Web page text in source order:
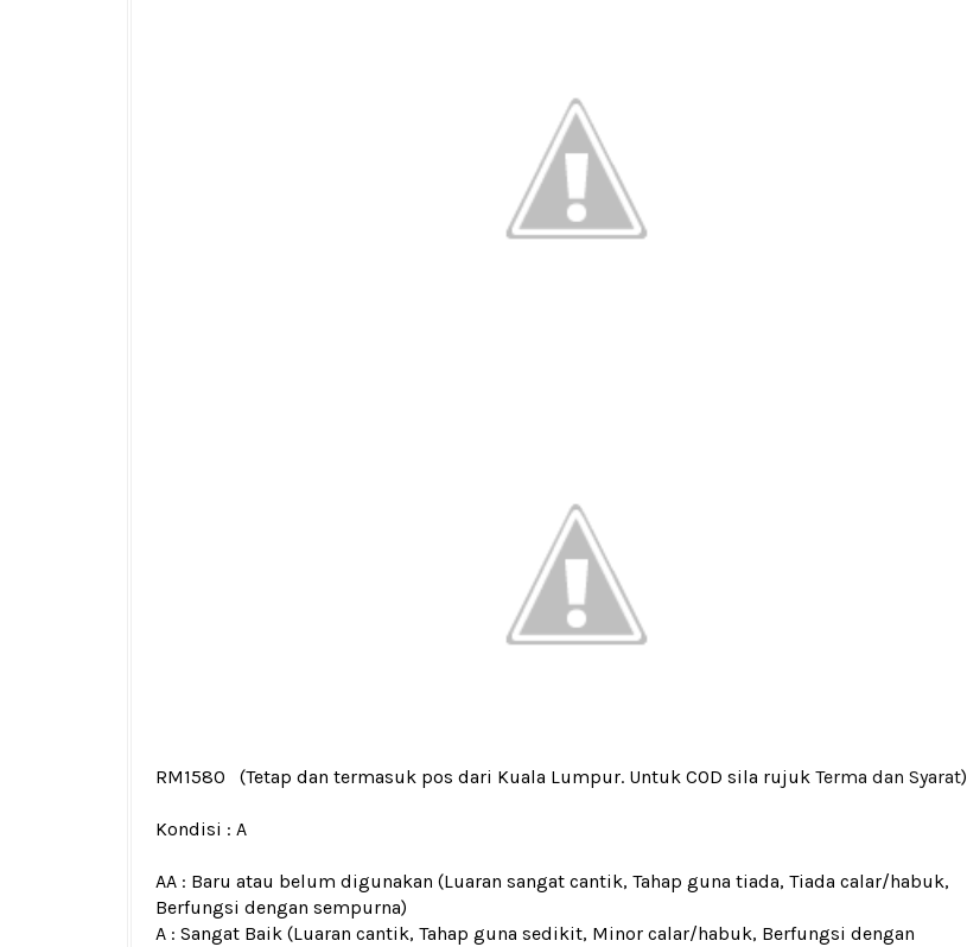
RM1580 (Tetap dan termasuk pos dari Kuala Lumpur. Untuk COD sila rujuk Terma dan Syarat)
Kondisi : A
AA : Baru atau belum digunakan (Luaran sangat cantik, Tahap guna tiada, Tiada calar/habuk,
Berfungsi dengan sempurna)
A : Sangat Baik (Luaran cantik, Tahap guna sedikit, Minor calar/habuk, Berfungsi dengan